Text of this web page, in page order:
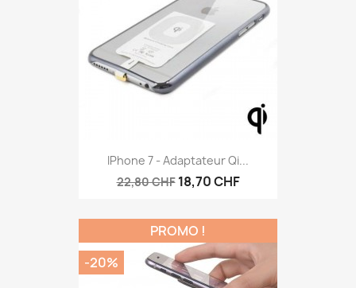
IPhone 7 - Adaptateur Qi...
22,80 CHF 18,70 CHF
PROMO !
-20%